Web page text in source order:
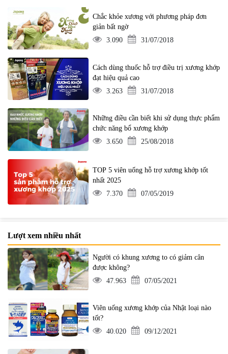
Chắc khỏe xương với phương pháp đơn
giản bất ngờ
3.090
31/07/2018
Cách dùng thuốc hỗ trợ điều trị xương khớp
đạt hiệu quả cao
3.263
31/07/2018
Những điều cần biết khi sử dụng thực phẩm
chức năng bổ xương khớp
3.650
25/08/2018
TOP 5 viên uống hỗ trợ xương khớp tốt
nhất 2025
7.370
07/05/2019
Lượt xem nhiều nhất
Người có khung xương to có giảm cân
được không?
47.963
07/05/2021
Viên uống xương khớp của Nhật loại nào
tốt?
40.020
09/12/2021